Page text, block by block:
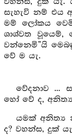
සැහැවි නම්
මම් ලෝකය
ශාශ්වත වූයෙම්,
වන්නෙමි”යි
වේ ම යැ.
වේදනාව ...
හෝ වේ ද,
යමක් අනිත්‍ය
ද? වහන්ස, දුක්